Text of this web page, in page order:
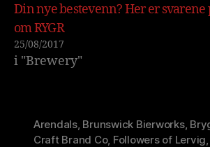
Din nye bestevenn? Her er svarene
om RYGR
25/08/2017
i "Brewery"
Arendals, Brunswick Bierworks,
Craft Brand Co, Followers of Lervig,